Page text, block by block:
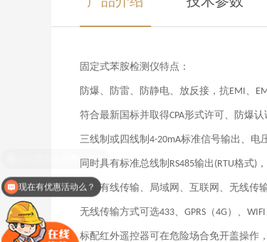
固定式苯胺检测仪特点：
防爆、防雷、防静电、放反接，抗EMI、
符合最新国标并取得CPA形式许可、防爆认
三线制或四线制 4-20mA标准信号输出、电
同时具有标准总线制 RS485输出 (RTU格式)
可选有线传输、局域网、互联网、无线传
无线传输方式可选433、 GPRS （4G ） 、 WIFI
标配红外遥控器可在危险场合免开盖操作
现在有优惠活动么？